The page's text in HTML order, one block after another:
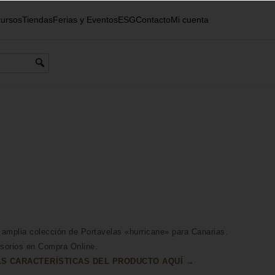
TiendasFerias y EventosESGContactoMi cuenta
colección de Portavelas «hurricane» para Canarias.
en Compra Online.
CARACTERÍSTICAS DEL PRODUCTO AQUÍ →